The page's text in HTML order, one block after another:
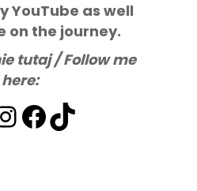
YouTube as well
on the journey.
tutaj / Follow me
here:
Facebook TikTok